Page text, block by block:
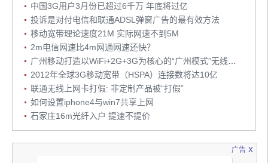
中国3G用户3月份已超过6千万 年底将过亿
投诉是对付电信和联通ADSL弹窗广告的最有效方法
移动宽带理论速度21M 实际网速不到5M
2m电信网速比4m网通网速还快？
2012年全球3G移动宽带（HSPA）连接数将达10亿
联通无线上网卡打假: 非定制产品被“打假”
如何设置iphone4与win7共享上网
石家庄16m光纤入户 提速不提价
广告 x